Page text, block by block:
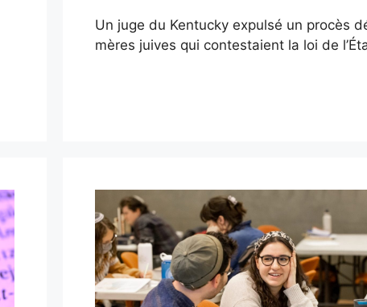
Un juge du Kentucky expulsé un procès
mères juives qui contestaient la loi de